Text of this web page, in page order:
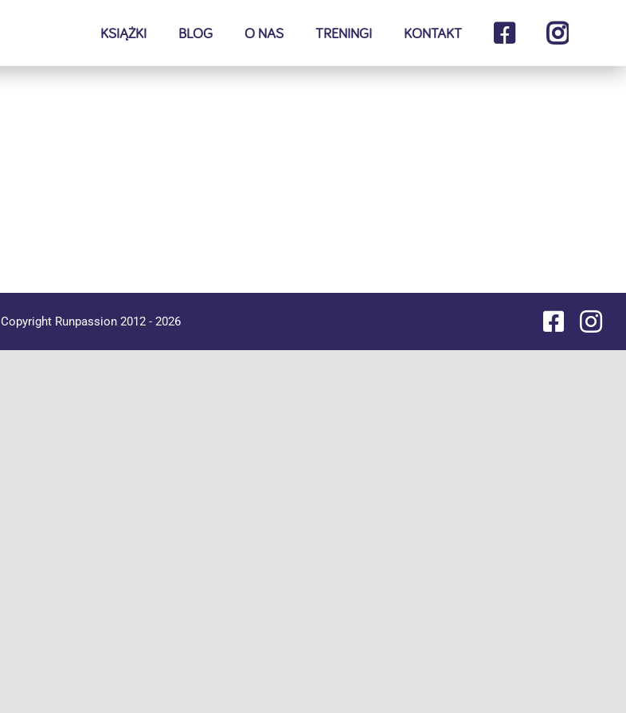
KSIĄŻKI BLOG O NAS TRENINGI KONTAKT
Copyright Runpassion 2012 -2026